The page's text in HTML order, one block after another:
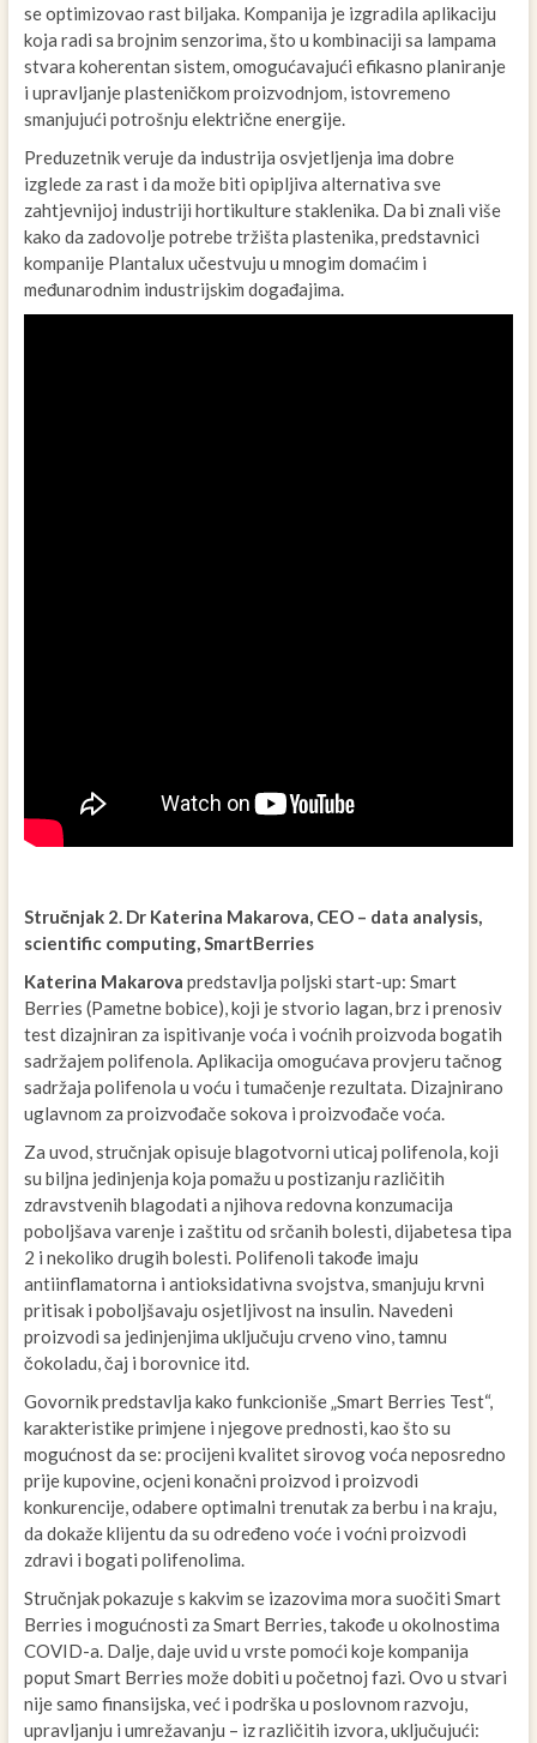
se optimizovao rast biljaka. Kompanija je izgradila aplikaciju
koja radi sa brojnim senzorima, što u kombinaciji sa lampama
stvara koherentan sistem, omogućavajući efikasno planiranje
i upravljanje plasteničkom proizvodnjom, istovremeno
smanjujući potrošnju električne energije.
Preduzetnik veruje da industrija osvjetljenja ima dobre
izglede za rast i da može biti opipljiva alternativa sve
zahtjevnijoj industriji hortikulture staklenika. Da bi znali više
kako da zadovolje potrebe tržišta plastenika, predstavnici
kompanije Plantalux učestvuju u mnogim domaćim i
međunarodnim industrijskim događajima.
Stručnjak 2. Dr Katerina Makarova, CEO – data analysis,
scientific computing, SmartBerries
Katerina Makarova predstavlja poljski start-up: Smart
Berries (Pametne bobice), koji je stvorio lagan, brz i prenosiv
test dizajniran za ispitivanje voća i voćnih proizvoda bogatih
sadržajem polifenola. Aplikacija omogućava provjeru tačnog
sadržaja polifenola u voću i tumačenje rezultata. Dizajnirano
uglavnom za proizvođače sokova i proizvođače voća.
Za uvod, stručnjak opisuje blagotvorni uticaj polifenola, koji
su biljna jedinjenja koja pomažu u postizanju različitih
zdravstvenih blagodati a njihova redovna konzumacija
poboljšava varenje i zaštitu od srčanih bolesti, dijabetesa tipa
2 i nekoliko drugih bolesti. Polifenoli takođe imaju
antiinflamatorna i antioksidativna svojstva, smanjuju krvni
pritisak i poboljšavaju osjetljivost na insulin. Navedeni
proizvodi sa jedinjenjima uključuju crveno vino, tamnu
čokoladu, čaj i borovnice itd.
Govornik predstavlja kako funkcioniše „Smart Berries Test“,
karakteristike primjene i njegove prednosti, kao što su
mogućnost da se: procijeni kvalitet sirovog voća neposredno
prije kupovine, ocjeni konačni proizvod i proizvodi
konkurencije, odabere optimalni trenutak za berbu i na kraju,
da dokaže klijentu da su određeno voće i voćni proizvodi
zdravi i bogati polifenolima.
Stručnjak pokazuje s kakvim se izazovima mora suočiti Smart
Berries i mogućnosti za Smart Berries, takođe u okolnostima
COVID-a. Dalje, daje uvid u vrste pomoći koje kompanija
poput Smart Berries može dobiti u početnoj fazi. Ovo u stvari
nije samo finansijska, već i podrška u poslovnom razvoju,
upravljanju i umrežavanju – iz različitih izvora, uključujući: